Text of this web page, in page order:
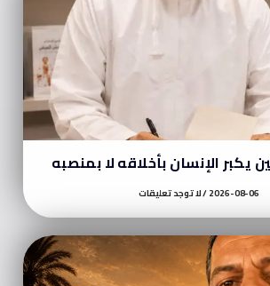
يكبر الإنسان بأخلاقه لا بمنصبه
2026-08-06 لا توجد تعليقات